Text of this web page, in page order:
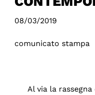
08/03/2019
comunicato stampa
Al via la